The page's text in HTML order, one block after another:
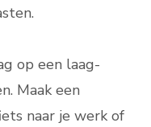
op een laag-
Maak een
naar je werk of